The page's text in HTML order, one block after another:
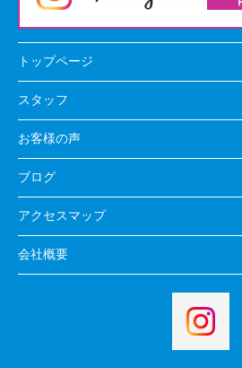
トップページ
スタッフ
お客様の声
ブログ
アクセスマップ
会社概要